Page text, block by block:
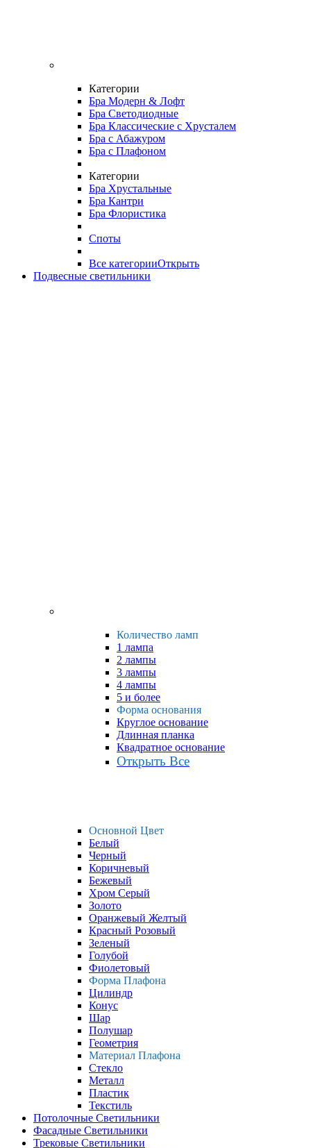
Категории
Бра Модерн & Лофт
Бра Светодиодные
Бра Классические с Хрусталем
Бра с Абажуром
Бра с Плафоном
Категории
Бра Хрустальные
Бра Кантри
Бра Флористика
Споты
Все категорииОткрыть
Подвесные светильники
Количество ламп
1 лампа
2 лампы
3 лампы
4 лампы
5 и более
Форма основания
Круглое основание
Длинная планка
Квадратное основание
Открыть Все
Основной Цвет
Белый
Черный
Коричневый
Бежевый
Хром Серый
Золото
Оранжевый Желтый
Красный Розовый
Зеленый
Голубой
Фиолетовый
Форма Плафона
Цилиндр
Конус
Шар
Полушар
Геометрия
Материал Плафона
Стекло
Металл
Пластик
Текстиль
Потолочные Светильники
Фасадные Светильники
Трековые Светильники